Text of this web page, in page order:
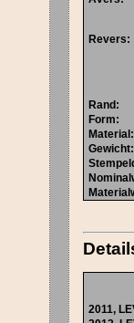
Revers:
Rand :
Form:
Material :
Gewicht:
2011,